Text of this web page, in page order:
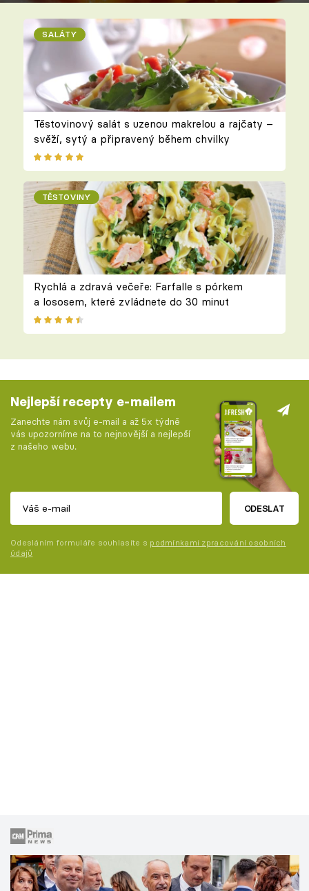
SALÁTY
Těstovinový salát s uzenou makrelou a rajčaty –
svěží, sytý a připravený během chvilky
TĚSTOVINY
Rychlá a zdravá večeře: Farfalle s pórkem
a lososem, které zvládnete do 30 minut
Nejlepší recepty e-mailem
Zanechte nám svůj e-mail a až 5x týdně
vás upozorníme na to nejnovější a nejlepší
z našeho webu.
ODESLAT
Odesláním formuláře souhlasíte s podmínkami zpracování osobních
údajů